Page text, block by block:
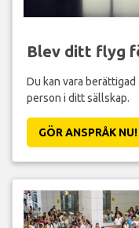
Blev ditt flyg
Du kan vara
person i ditt sällskap.
GÖR ANSPRÅK NU!